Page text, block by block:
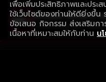
เพื่อเพิ่มประสิทธิภาพและประ
ใช้เว็บไซต์ของท่านให้ดียิ่งขึ้น
ข้อเสนอ กิจกรรม ส่งเสริมก
เนื้อหาที่เหมาะสมให้กับท่าน น
ใช้งานแอป ลื่นไหลกว่า ไ
ดาวน์โหลดแอปเพื่อการรับชม